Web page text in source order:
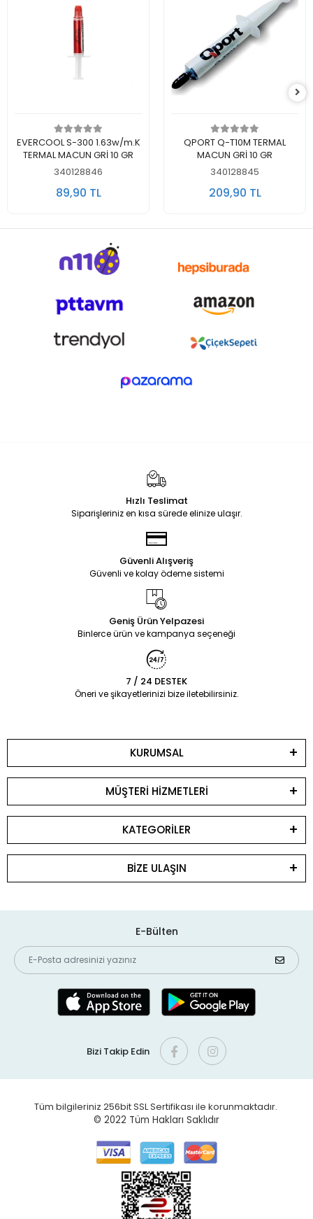
Sepete Ekle
EVERCOOL S-300 1.63w/m.K
TERMAL MACUN GRİ 10 GR
340128846
89,90 TL
Sepete Ekle
QPORT Q-T10M TERMAL
MACUN GRİ 10 GR
340128845
209,90 TL
Hızlı Teslimat
Siparişleriniz en kısa sürede elinize ulaşır.
Güvenli Alışveriş
Güvenli ve kolay ödeme sistemi
Geniş Ürün Yelpazesi
Binlerce ürün ve kampanya seçeneği
7 / 24 DESTEK
Öneri ve şikayetlerinizi bize iletebilirsiniz.
KURUMSAL
MÜŞTERİ HİZMETLERİ
KATEGORİLER
BİZE ULAŞIN
E-Bülten
Bizi Takip Edin
Tüm bilgileriniz 256bit SSL Sertifikası ile korunmaktadır.
© 2022 Tüm Hakları Saklıdır